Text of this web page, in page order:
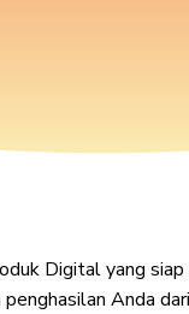
Digital yang
penghasilan Anda